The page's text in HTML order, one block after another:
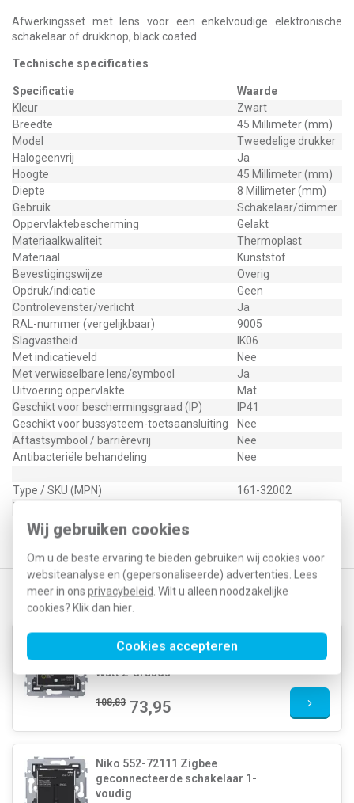
Wij gebruiken cookies
Om u de beste ervaring te bieden gebruiken wij cookies voor
websiteanalyse en (gepersonaliseerde) advertenties. Lees
meer in ons privacybeleid. Wilt u alleen noodzakelijke
cookies? Klik dan hier.
Cookies accepteren
Afwerkingsset met lens voor een enkelvoudige elektronische
schakelaar of drukknop, black coated
Technische specificaties
Specificatie
Waarde
Kleur
Zwart
Breedte
45 Millimeter (mm)
Model
Tweedelige drukker
Halogeenvrij
Ja
Hoogte
45 Millimeter (mm)
Diepte
8 Millimeter (mm)
Gebruik
Schakelaar/dimmer
Oppervlaktebescherming
Gelakt
Materiaalkwaliteit
Thermoplast
Materiaal
Kunststof
Bevestigingswijze
Overig
Opdruk/indicatie
Geen
Controlevenster/verlicht
Ja
RAL-nummer (vergelijkbaar)
9005
Slagvastheid
IK06
Met indicatieveld
Nee
Met verwisselbare lens/symbool
Ja
Uitvoering oppervlakte
Mat
Geschikt voor beschermingsgraad (IP)
IP41
Geschikt voor bussysteem-toetsaansluiting
Nee
Aftastsymbool / barrièrevrij
Nee
Antibacteriële behandeling
Nee
Type / SKU (MPN)
161-32002
EAN (GTIN-13)
Klusspullen artikelnummer
Gerelateerde producten
Niko 552-72211 Zigbee
geconnecteerde dimmer 3 - 200
Watt 2-draads
108,83 73,95
Niko 552-72111 Zigbee
geconnecteerde schakelaar 1-
voudig